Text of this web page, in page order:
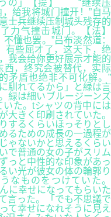
うの」【提】 “继续压
给我将城门撞开！”自马
士兵继续压制城头残存的
力气撞击城门。【法】
也罢。”吕布淡然道：
有些屈才了，这天下，绝
我会给你更好展示才能的
西，终究会被替代，实际
矛盾也绝非不可化解。”
馴れてるから」と緑は言
緑は細いブルージーンズ
た。tシャツの背中には
大きく印刷されていた。
するくらいほっそりとし
るための成長の一過程が
ゃないかと思えるくらい
で普通の女の子がスリム
っと中性的な印象があっ
い光が彼女の体の輪郭り
なものをつけていた。
に幸せになってもらいた
言った。「でも不思議で
て幸せになれそうに見え